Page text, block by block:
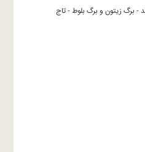
برگ زیتون و برگ بلوط - تاج